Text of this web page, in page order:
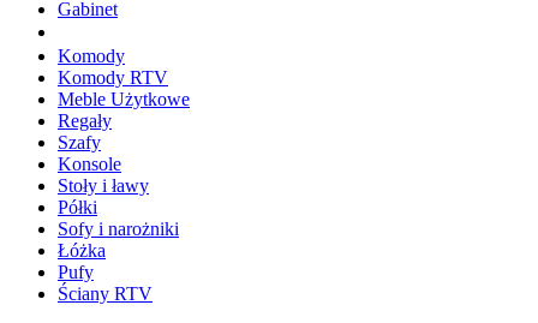
Gabinet
Komody
Komody RTV
Meble Użytkowe
Regały
Szafy
Konsole
Stoły i ławy
Półki
Sofy i narożniki
Łóżka
Pufy
Ściany RTV